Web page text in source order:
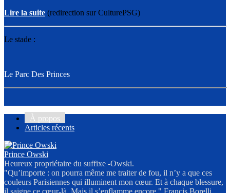
Lire la suite (redirection sur CulturePSG)
Le stade :
Le Parc Des Princes
À propos
Articles récents
Prince Owski
Heureux propriétaire du suffixe -Owski.
"Qu’importe : on pourra même me traiter de fou, il n’y a que ces
couleurs Parisiennes qui illuminent mon cœur. Et à chaque blessure,
il saigne ce cœur-là. Mais il s’enflamme encore." Francis Borelli